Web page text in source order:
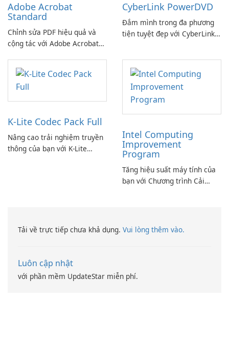
Adobe Acrobat
Standard
Chỉnh sửa PDF hiệu quả và
cộng tác với Adobe Acrobat
CyberLink PowerDVD
Đắm mình trong đa phương
tiện tuyệt đẹp với CyberLink
K-Lite Codec Pack Full
Nâng cao trải nghiệm truyền
thông của bạn với K-Lite
Intel Computing
Improvement
Program
Tăng hiệu suất máy tính của
bạn với Chương trình Cải
Tải về trực tiếp chưa khả dụng. Vui lòng thêm vào.
Luôn cập nhật
với phần mềm UpdateStar miễn phí.